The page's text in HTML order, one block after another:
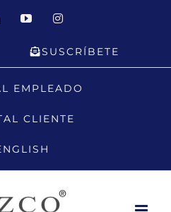
YouTubeInstagram
SUSCRÍBETE
EMPLEADO
CLIENTE